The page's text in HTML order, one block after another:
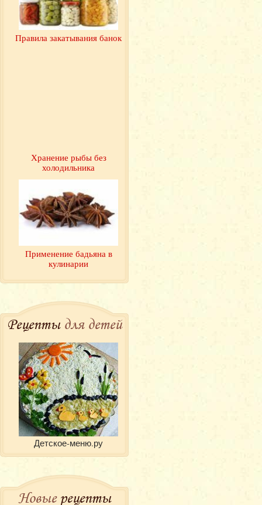
Правила закатывания банок
Хранение рыбы без
холодильника
Применение бадьяна в
кулинарии
Рецепты для детей
Детское-меню.ру
Новыерецепты